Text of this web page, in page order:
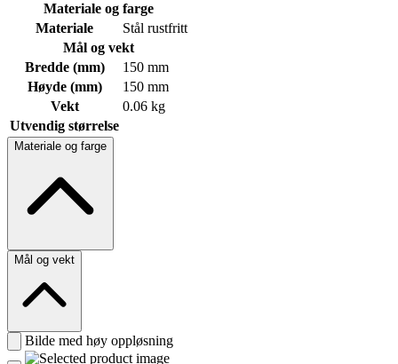
Materiale og farge
Materiale
Stål rustfritt
Mål og vekt
Bredde (mm)
150 mm
Høyde (mm)
150 mm
Vekt
0.06 kg
Utvendig størrelse
Materiale og farge
Mål og vekt
Bilde med høy oppløsning